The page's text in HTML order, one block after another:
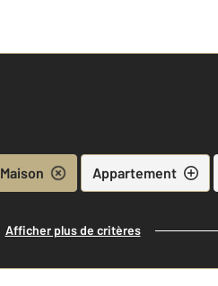
Maison Appartement
Afficher plus de critères